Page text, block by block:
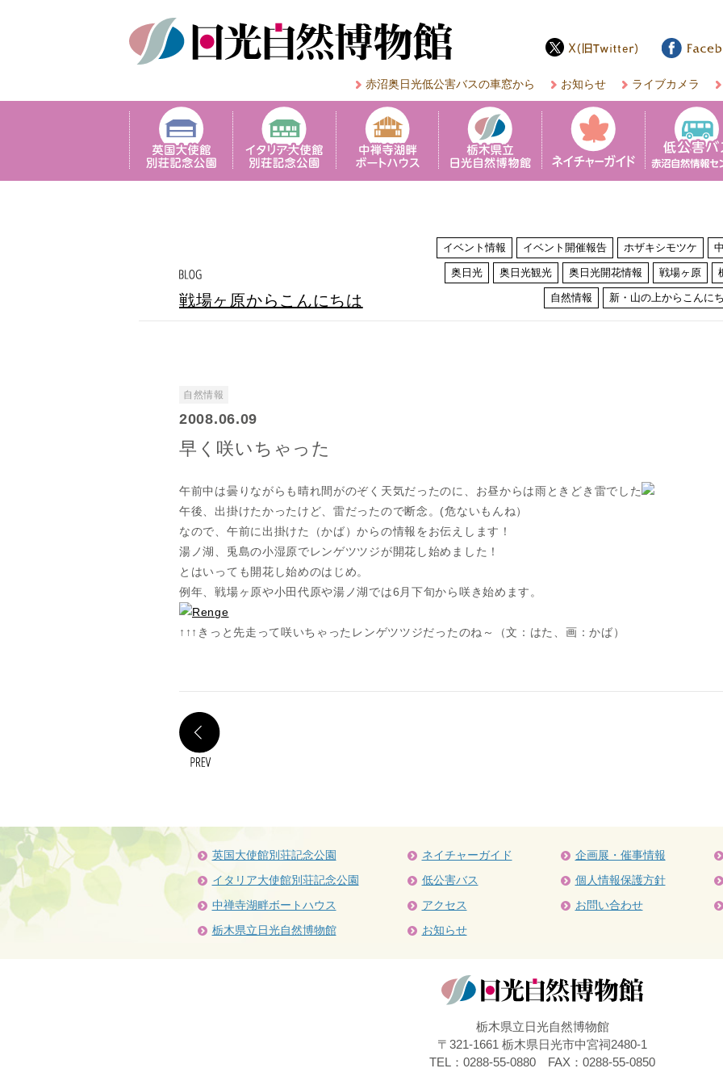
赤沼奥日光低公害バスの車窓から お知らせ ライブカメラ
戦場ヶ原からこんにちは
イベント情報 イベント開催報告 ホザキシモツケ
奥日光 奥日光観光 奥日光開花情報 戦場ヶ原
自然情報 新・山の上からこんに
自然情報
2008.06.09
早く咲いちゃった
午前中は曇りながらも晴れ間がのぞく天気だったのに、お昼からは雨ときどき雷でした
午後、出掛けたかったけど、雷だったので断念。(危ないもんね）
なので、午前に出掛けた（かば）からの情報をお伝えします！
湯ノ湖、兎島の小湿原でレンゲツツジが開花し始めました！
とはいっても開花し始めのはじめ。
例年、戦場ヶ原や小田代原や湯ノ湖では6月下旬から咲き始めます。
↑↑↑きっと先走って咲いちゃったレンゲツツジだったのね～（文：はた、画：かば）
英国大使館別荘記念公園
イタリア大使館別荘記念公園
中禅寺湖畔ボートハウス
栃木県立日光自然博物館
ネイチャーガイド
低公害バス
アクセス
お知らせ
企画展・催事情報
個人情報保護方針
お問い合わせ
栃木県立日光自然博物館
〒321-1661 栃木県日光市中宮祠2480-1
TEL：0288-55-0880 FAX：0288-55-0850